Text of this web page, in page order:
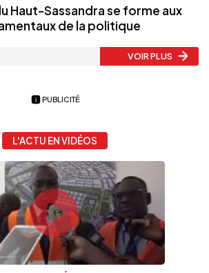
Haut-Sassandra se forme aux
de la politique
VOIR PLUS
PUBLICITÉ
L'ACTU EN VIDÉOS